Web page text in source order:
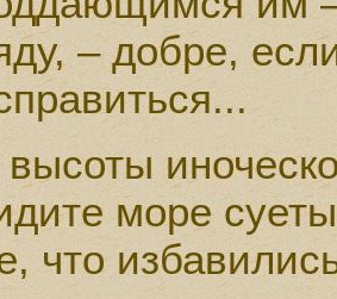
– добре,
море
что